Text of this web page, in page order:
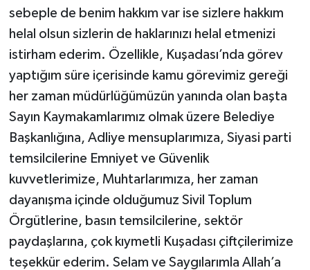
sebeple de benim hakkım var ise sizlere hakkım
helal olsun sizlerin de haklarınızı helal etmenizi
istirham ederim. Özellikle, Kuşadası’nda görev
yaptığım süre içerisinde kamu görevimiz gereği
her zaman müdürlüğümüzün yanında olan başta
Sayın Kaymakamlarımız olmak üzere Belediye
Başkanlığına, Adliye mensuplarımıza, Siyasi parti
temsilcilerine Emniyet ve Güvenlik
kuvvetlerimize, Muhtarlarımıza, her zaman
dayanışma içinde olduğumuz Sivil Toplum
Örgütlerine, basın temsilcilerine, sektör
paydaşlarına, çok kıymetli Kuşadası çiftçilerimize
teşekkür ederim. Selam ve Saygılarımla Allah’a